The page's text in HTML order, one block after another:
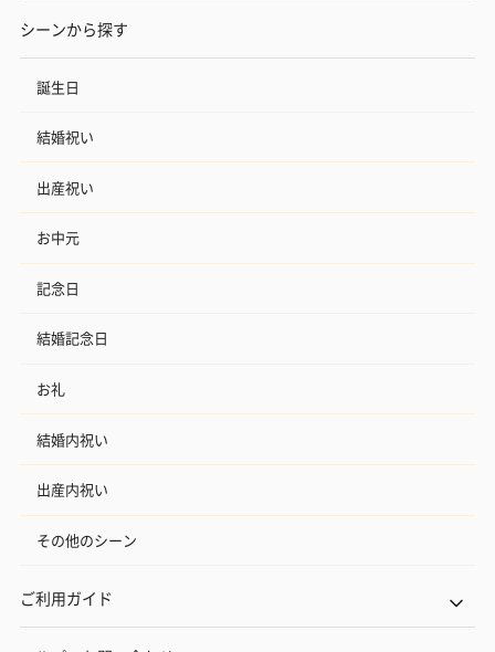
シーンから探す
誕生日
結婚祝い
出産祝い
お中元
記念日
結婚記念日
お礼
結婚内祝い
出産内祝い
その他のシーン
ご利用ガイド